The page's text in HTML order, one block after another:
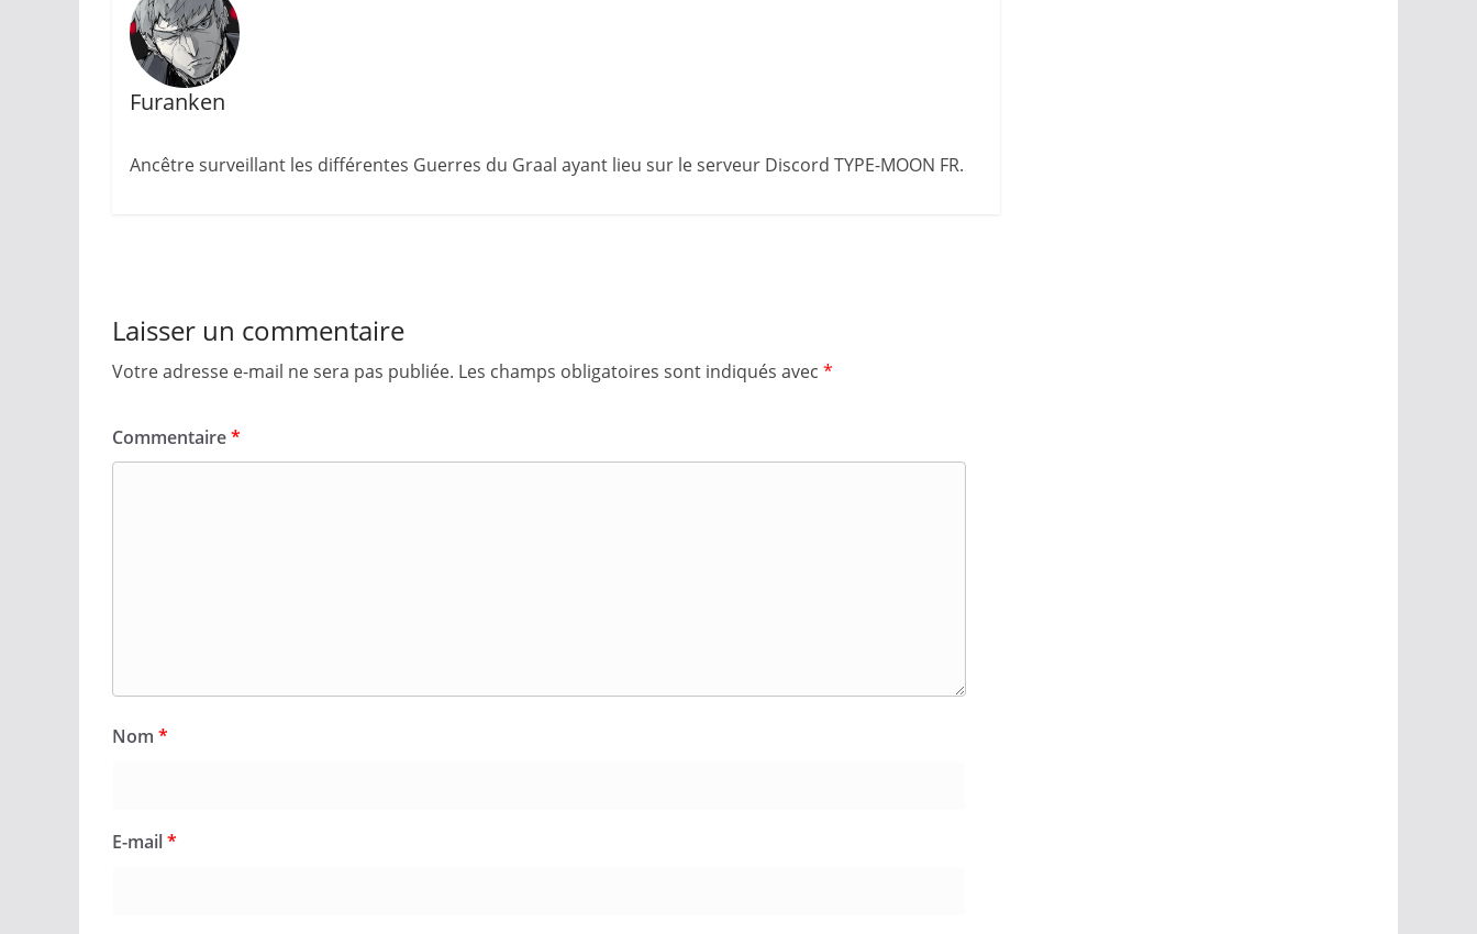
Furanken
Ancêtre surveillant les différentes Guerres du Graal ayant lieu sur le serveur Discord TYPE-MOON FR.
Laisser un commentaire
Votre adresse e-mail ne sera pas publiée. Les champs obligatoires sont indiqués avec *
Commentaire*
Nom *
E-mail*